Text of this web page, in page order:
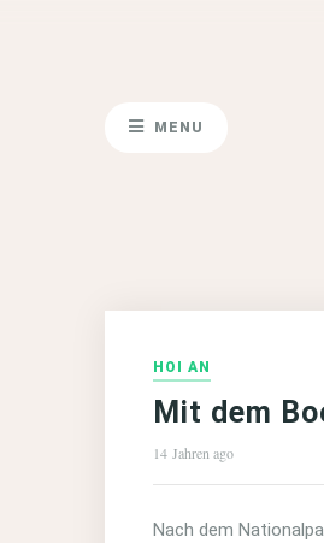
MENU
HOI AN
Mit dem
14 Jahren ago
Nach dem